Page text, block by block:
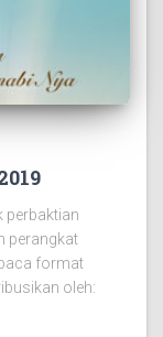
perbaktian
perangkat
format
oleh: